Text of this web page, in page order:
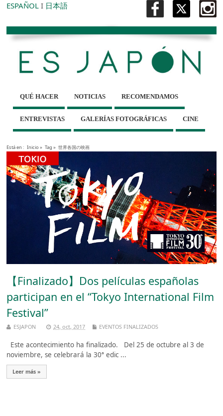
ESPAÑOL I 日本語
QUÉ HACER NOTICIAS RECOMENDAMOS
ENTREVISTAS GALERÍAS FOTOGRÁFICAS CINE
Está en : Inicio» Tag » 世界各国の映画
【Finalizado】Dos películas españolas
participan en el “Tokyo International Film
Festival”
ESJAPON 24, oct, 2017 EVENTOS FINALIZADOS
Este acontecimiento ha finalizado. Del 25 de octubre al 3 de
noviembre, se celebrará la 30ª edic ...
Leer más »